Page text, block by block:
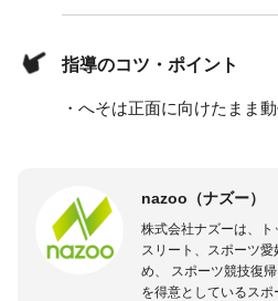
指導のコツ・ポイント
・へそは正面に向けたまま
nazoo（ナズー）
株式会社ナズーは、
スリート、スポーツ
め、 スポーツ競技復
を得意としているス